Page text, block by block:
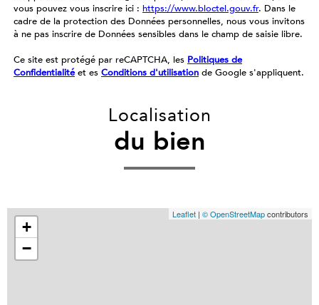
vous pouvez vous inscrire ici : https://www.bloctel.gouv.fr. Dans le
cadre de la protection des Données personnelles, nous vous invitons
à ne pas inscrire de Données sensibles dans le champ de saisie libre.
Ce site est protégé par reCAPTCHA, les Politiques de
Confidentialitéet es Conditions d'utilisation de Google s'appliquent.
Localisation
du bien
+
−
Leaflet | © OpenStreetMapcontributors